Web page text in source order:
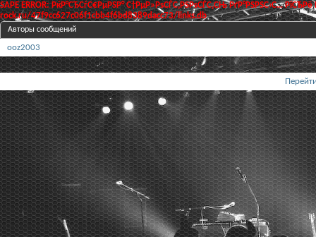
SAPE ERROR: РќР°СЂСѓС€РµРЅР° С†РµР»РѕСЃС‚РЅРѕСЃС‚СЊ РґР°РЅРЅС‹С…
rock.ru/47f9cc627c06f1cbb4f6bd8389dacc73/links.db
Авторы сообщений
ooz2003